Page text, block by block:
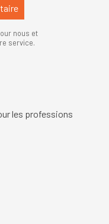
nous et
service.
les professions